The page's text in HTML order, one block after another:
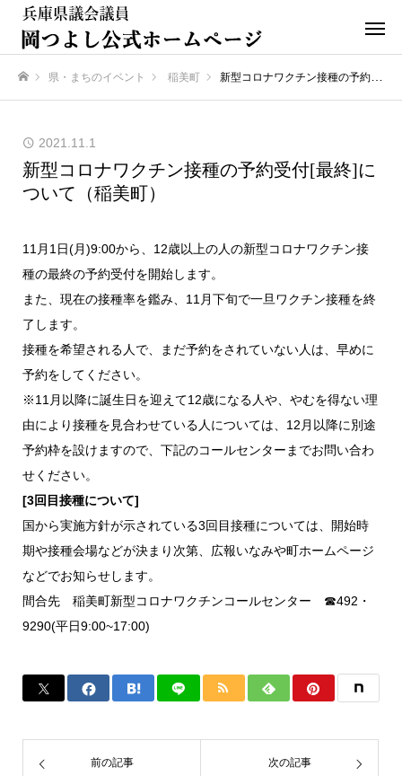
県・まちのイベント 稲美町 新型コロナワクチン接種の予約受付[最終]について（稲美町）
2021.11.1
新型コロナワクチン接種の予約受付[最終]に
ついて（稲美町）
11月1日(月)9:00から、12歳以上の人の新型コロナワクチン接
種の最終の予約受付を開始します。
また、現在の接種率を鑑み、11月下旬で一旦ワクチン接種を終
了します。
接種を希望される人で、まだ予約をされていない人は、早めに
予約をしてください。
※11月以降に誕生日を迎えて12歳になる人や、やむを得ない理
由により接種を見合わせている人については、12月以降に別途
予約枠を設けますので、下記のコールセンターまでお問い合わ
せください。
[3回目接種について]
国から実施方針が示されている3回目接種については、開始時
期や接種会場などが決まり次第、広報いなみや町ホームページ
などでお知らせします。
間合先 稲美町新型コロナワクチンコールセンター ☎492・
9290(平日9:00~17:00)
前の記事 次の記事